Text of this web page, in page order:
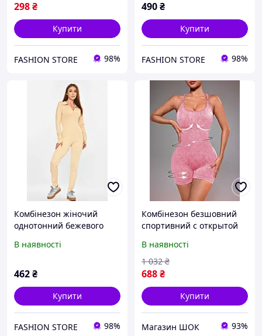
298₴
Купити
FASHION STORE 98%
490₴
Купити
FASHION STORE 98%
Комбінезон жіночий
однотонний бежевого
В наявності
462₴
Купити
FASHION STORE 98%
Комбінезон безшовний
спортивний с открытой
висока якість
В наявності
688₴
1 032 ₴
Купити
Магазин ШОК 93%